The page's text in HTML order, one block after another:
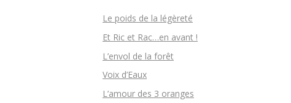
Le poids de la légèreté
Et Ric et Rac…en avant !
L’envol de la forêt
Voix d’Eaux
L’amour des 3 oranges